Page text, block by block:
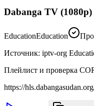
Dabanga TV (1080p)
EducationEducation
Источник: iptv-org
Плейлист и проверка
https://